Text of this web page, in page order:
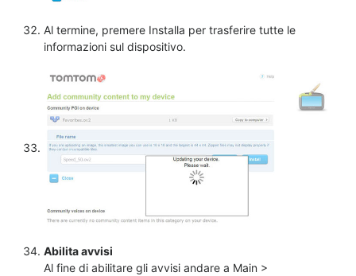
Al termine, premere Installa per trasferire tutte le
informazioni sul dispositivo.
Abilita avvisi
Al fine di abilitare gli avvisi andare a Main >